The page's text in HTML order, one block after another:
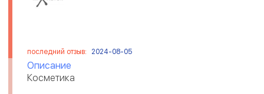
последний отзыв: 2024-08-05
Описание
Косметика